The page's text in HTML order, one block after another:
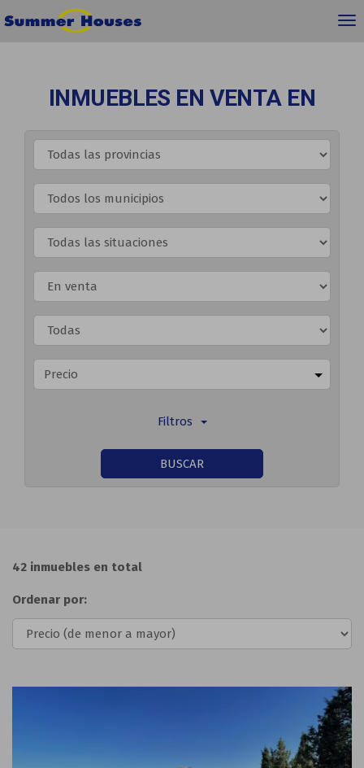
INMUEBLES EN VENTA EN
Precio
Filtros
BUSCAR
42 inmuebles en total
Ordenar por:
Next